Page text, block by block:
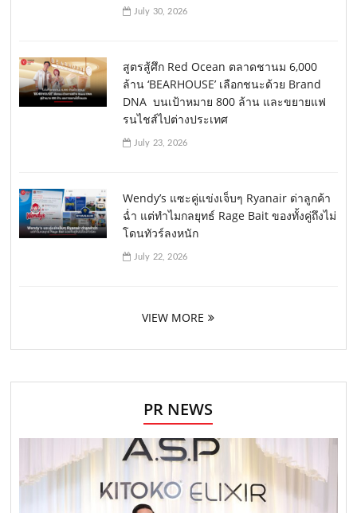
July 30, 2026
สูตรสู้ศึก Red Ocean ตลาดชานม 6,000
ล้าน ‘BEARHOUSE’ เลือกชนะด้วย Brand
DNA บนเป้าหมาย 800 ล้าน และขยายแฟ
รนไชส์ไปต่างประเทศ
July 23, 2026
Wendy’s แซะคู่แข่งเจ็บๆ Ryanair ด่าลูกค้า
ฉ่ำ แต่ทำไมกลยุทธ์ Rage Bait ของทั้งคู่ถึงไม่
โดนทัวร์ลงหนัก
July 22, 2026
VIEW MORE
PR NEWS